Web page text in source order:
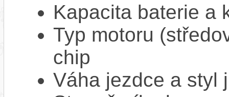
Kapacita baterie a
Typ motoru
chip
Váha jezdce a styl